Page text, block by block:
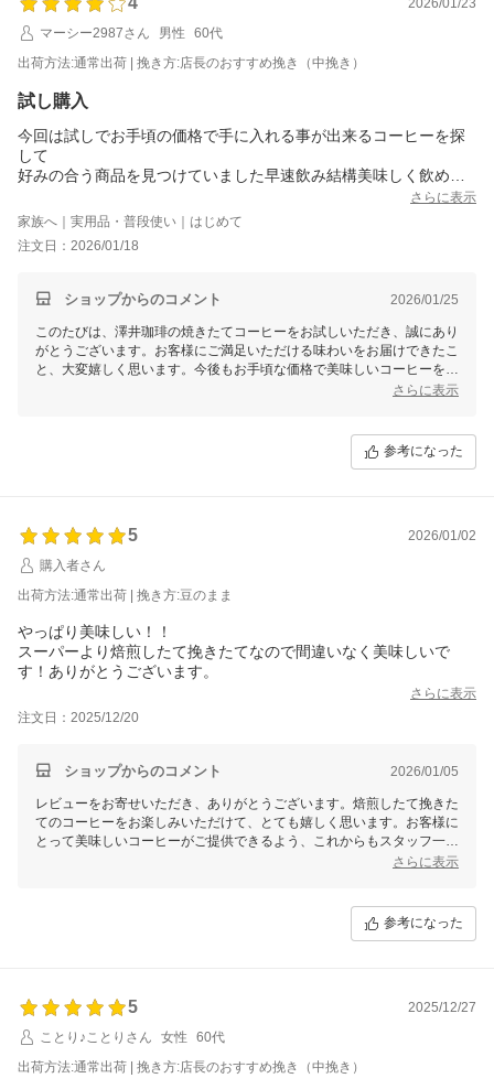
マーシー2987さん
男性
60代
出荷方法:通常出荷 | 挽き方:店長のおすすめ挽き（中挽き）
試し購入
今回は試しでお手頃の価格で手に入れる事が出来るコーヒーを探
して
好みの合う商品を見つけていました早速飲み結構美味しく飲めま
さらに表示
家族へ｜実用品・普段使い｜はじめて
注文日：2026/01/18
ショップからのコメント 2026/01/25
このたびは、澤井珈琲の焼きたてコーヒーをお試しいただき、誠にあり
がとうございます。お客様にご満足いただける味わいをお届けできたこ
と、大変嬉しく思います。今後もお手頃な価格で美味しいコーヒーを焼
き上げるよう努めてまいります。引き続き、澤井珈琲をご愛顧いただけ
さらに表示
参考になった
5
2026/01/02
購入者さん
出荷方法:通常出荷 | 挽き方:豆のまま
やっぱり美味しい！！
スーパーより焙煎したて挽きたてなので間違いなく美味しいで
す！ありがとうございます。
さらに表示
注文日：2025/12/20
ショップからのコメント 2026/01/05
レビューをお寄せいただき、ありがとうございます。焙煎したて挽きた
てのコーヒーをお楽しみいただけて、とても嬉しく思います。お客様に
とって美味しいコーヒーがご提供できるよう、これからもスタッフ一同
努めてまいります。澤井珈琲の焼きたてコーヒーを引き続きご愛顧いた
さらに表示
参考になった
5
2025/12/27
ことり♪ことりさん
女性
60代
出荷方法:通常出荷 | 挽き方:店長のおすすめ挽き（中挽き）